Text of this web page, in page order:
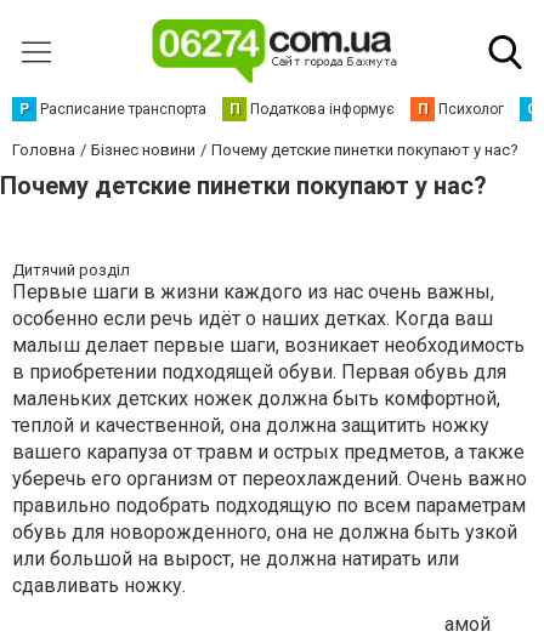
Р Расписание транспорта П Податкова інформує П Психолог С
Головна Бізнес новини Почему детские пинетки покупают у нас?
Почему детские пинетки покупают у нас?
Дитячий розділ
Первые шаги в жизни каждого из нас очень важны,
особенно если речь идёт о наших детках. Когда ваш
малыш делает первые шаги, возникает необходимость
в приобретении подходящей обуви. Первая обувь для
маленьких детских ножек должна быть комфортной,
теплой и качественной, она должна защитить ножку
вашего карапуза от травм и острых предметов, а также
уберечь его организм от переохлаждений. Очень важно
правильно подобрать подходящую по всем параметрам
обувь для новорожденного, она не должна быть узкой
или большой на вырост, не должна натирать или
сдавливать ножку.
амой